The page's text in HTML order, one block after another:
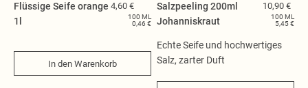
Flüssige Seife orange
1l
4,60 €
100 ML
0,46 €
In den Warenkorb
Salzpeeling 200ml
Johanniskraut
10,90 €
100 ML
5,45 €
Echte Seife und hochwertiges
Salz, zarter Duft